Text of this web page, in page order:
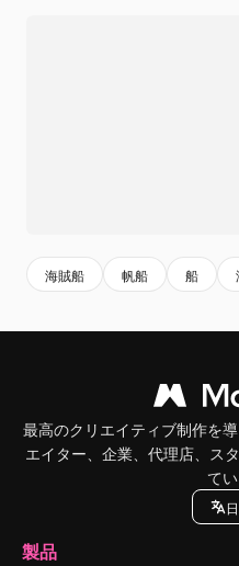
海賊船 帆船 船
最高のクリエイティブ制作を
エイター、企業、代理店、ス
てい
製品